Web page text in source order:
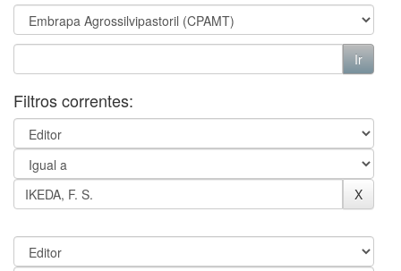
Filtros correntes: